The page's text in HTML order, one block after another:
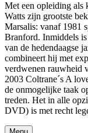
Met een opleiding als
Watts zijn grootste
Marsalis: vanaf 1981
Branford. Inmiddels is
van de hedendaagse
combineert hij met
verdwenen rauwheid
2003 Coltrane´s A
de onmogelijke taak
treden. Het in alle
DVD) is met recht